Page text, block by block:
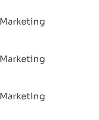
Marketing
Marketing
Marketing